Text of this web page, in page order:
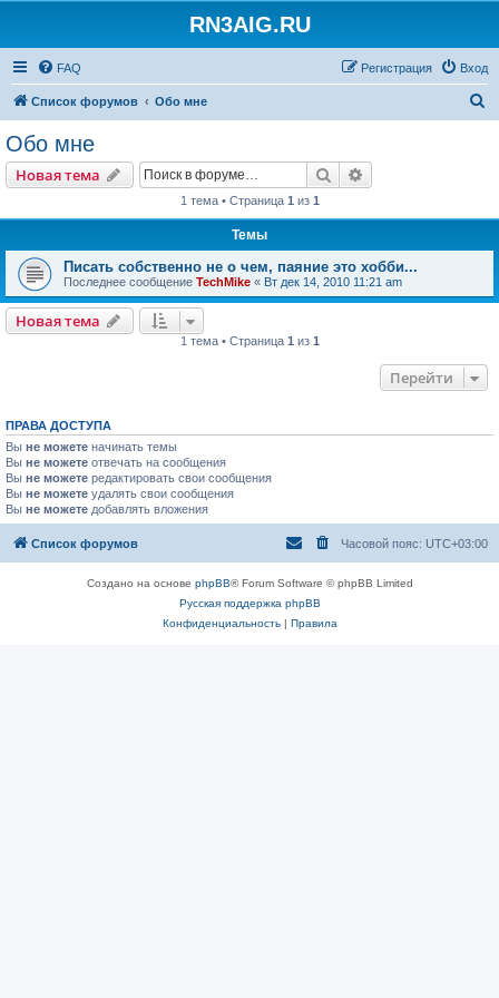
RN3AIG.RU
FAQ Вход
Регистрация
Список форумов Обо мне
Обо мне
Новая тема Поиск
1 тема • Страница 1 из 1
Темы
Писать собственно не о чем, паяние это хобби...
Последнее сообщение TechMike « Вт дек 14, 2010 11:21 am
Новая тема
1 тема • Страница 1 из 1
Перейти
ПРАВА ДОСТУПА
Вы не можете начинать темы
Вы не можете отвечать на сообщения
Вы не можете редактировать свои сообщения
Вы не можете удалять свои сообщения
Вы не можете добавлять вложения
Список форумов Часовой пояс: UTC+03:00
Создано на основе phpBB® Forum Software © phpBB Limited
Русская поддержка phpBB
Конфиденциальность| Правила